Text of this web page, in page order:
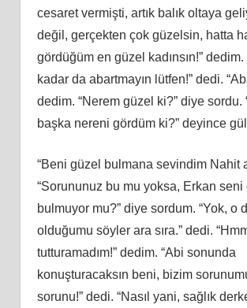
cesaret vermişti, artık balık oltaya
değil, gerçekten çok güzelsin, hatta
gördüğüm en güzel kadınsın!” dedim.
kadar da abartmayın lütfen!” dedi.
dedim. “Nerem güzel ki?” diye sordu.
başka nereni gördüm ki?” deyince
“Beni güzel bulmana sevindim Nahit
“Sorununuz bu mu yoksa, Erkan seni
bulmuyor mu?” diye sordum. “Yok, o
olduğumu söyler ara sıra.” dedi.
tutturamadım!” dedim. “Abi sonunda
konuşturacaksın beni, bizim
sorunu!” dedi. “Nasıl yani, sağlık